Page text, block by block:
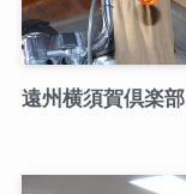
遠州横須賀倶楽部